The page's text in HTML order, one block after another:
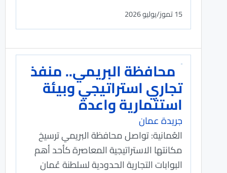
15 تموز/يوليو 2026
محافظة البريمي.. منفذ
تجاري استراتيجي وبيئة
استثمارية واعدة
جريدة عمان
العُمانية: تواصل محافظة البريمي ترسيخ
مكانتها الاستراتيجية المعاصرة كأحد أهم
البوابات التجارية الحدودية لسلطنة عُمان